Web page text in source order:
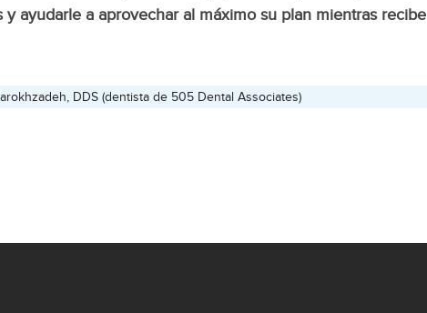
ayudarle a aprovechar al máximo su plan mientras recibe
DDS (dentista de 505 Dental Associates)